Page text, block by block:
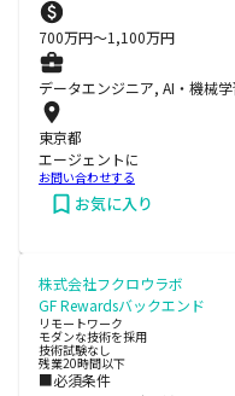
700万円〜1,100万円
データエンジニア, AI・機械
東京都
エージェントに
お問い合わせする
お気に入り
株式会社フクロウラボ
GF Rewardsバックエンド
リモートワーク
モダンな技術を採用
技術試験なし
残業20時間以下
■必須条件